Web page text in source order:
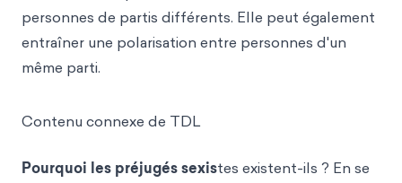
personnes de partis différents. Elle peut également
entraîner une polarisation entre personnes d'un
même parti.
Contenu connexe de TDL
Pourquoi les préjugés sexistes existent-ils ? En se